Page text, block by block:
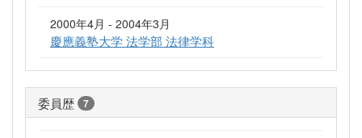
2000年4月 - 2004年3月
慶應義塾大学 法学部 法律学科
委員歴 7